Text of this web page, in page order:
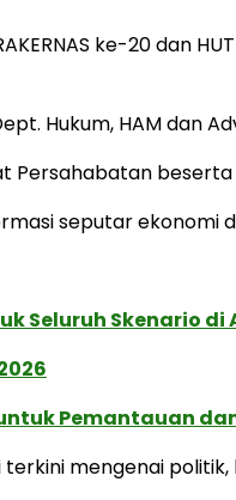
ke-20 dan
Hukum, HAM dan
Persahabatan
seputar ekonomi
Seluruh Skenario
Pemantauan
mengenai politik,